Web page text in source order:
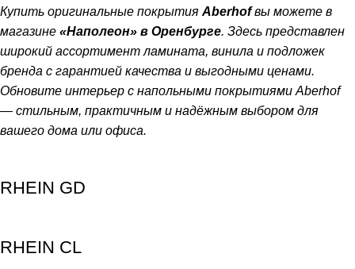
Купить оригинальные покрытия Aberhofвы можете в
магазине «Наполеон» в Оренбурге. Здесь представлен
широкий ассортимент ламината, винила и подложек
бренда с гарантией качества и выгодными ценами.
Обновите интерьер с напольными покрытиями Aberhof
— стильным, практичным и надёжным выбором для
вашего дома или офиса.
RHEIN GD
RHEIN CL